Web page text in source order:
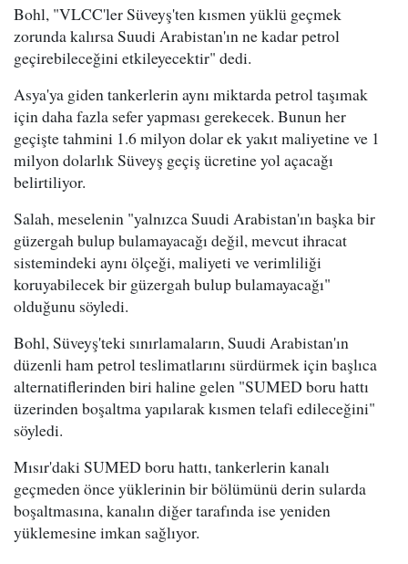
Bohl, "VLCC'ler Süveyş'ten kısmen yüklü geçmek
zorunda kalırsa Suudi Arabistan'ın ne kadar petrol
geçirebileceğini etkileyecektir" dedi.
Asya'ya giden tankerlerin aynı miktarda petrol taşımak
için daha fazla sefer yapması gerekecek. Bunun her
geçişte tahmini 1.6 milyon dolar ek yakıt maliyetine ve 1
milyon dolarlık Süveyş geçiş ücretine yol açacağı
belirtiliyor.
Salah, meselenin "yalnızca Suudi Arabistan'ın başka bir
güzergah bulup bulamayacağı değil, mevcut ihracat
sistemindeki aynı ölçeği, maliyeti ve verimliliği
koruyabilecek bir güzergah bulup bulamayacağı"
olduğunu söyledi.
Bohl, Süveyş'teki sınırlamaların, Suudi Arabistan'ın
düzenli ham petrol teslimatlarını sürdürmek için başlıca
alternatiflerinden biri haline gelen "SUMED boru hattı
üzerinden boşaltma yapılarak kısmen telafi edileceğini"
söyledi.
Mısır'daki SUMED boru hattı, tankerlerin kanalı
geçmeden önce yüklerinin bir bölümünü derin sularda
boşaltmasına, kanalın diğer tarafında ise yeniden
yüklemesine imkan sağlıyor.